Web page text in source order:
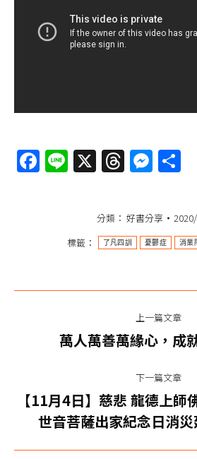
Facebook
Line
X Threads
分類： 好書分享
標籤：
了凡四訓 憂鬱症 消業
航
上一篇文章
上
篇
文
章：
萬人萬善萬緣心，成
下一篇文章
下
一
篇
【11月4日】慈悲 龍德上師
世音菩薩出家紀念日消